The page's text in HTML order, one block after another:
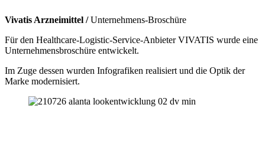
Vivatis Arzneimittel /Unternehmens-Broschüre
Für den Healthcare-Logistic-Service-Anbieter VIVATIS wurde eine
Unternehmensbroschüre entwickelt.
Im Zuge dessen wurden Infografiken realisiert und die Optik der
Marke modernisiert.